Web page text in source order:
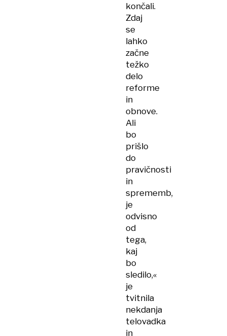
končali.
Zdaj
se
lahko
začne
težko
delo
reforme
in
obnove.
Ali
bo
prišlo
do
pravičnosti
in
sprememb,
je
odvisno
od
tega,
kaj
bo
sledilo,«
je
tvitnila
nekdanja
telovadka
in